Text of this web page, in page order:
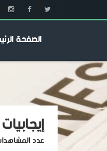
الصفحة
عدد المشاهدات